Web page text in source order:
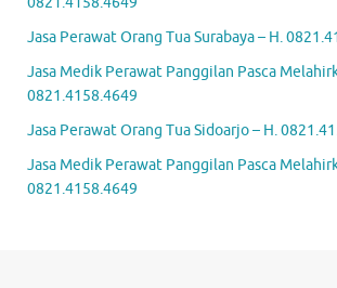
Jasa Perawat Orang Tua Surabaya – H.
Jasa Medik Perawat Panggilan Pasca
0821.4158.4649
Jasa Perawat Orang Tua Sidoarjo – H.
Jasa Medik Perawat Panggilan Pasca
0821.4158.4649